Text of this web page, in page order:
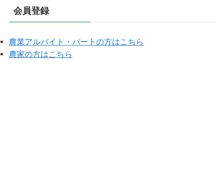
会員登録
農業アルバイト・パートの方はこちら
農家の方はこちら